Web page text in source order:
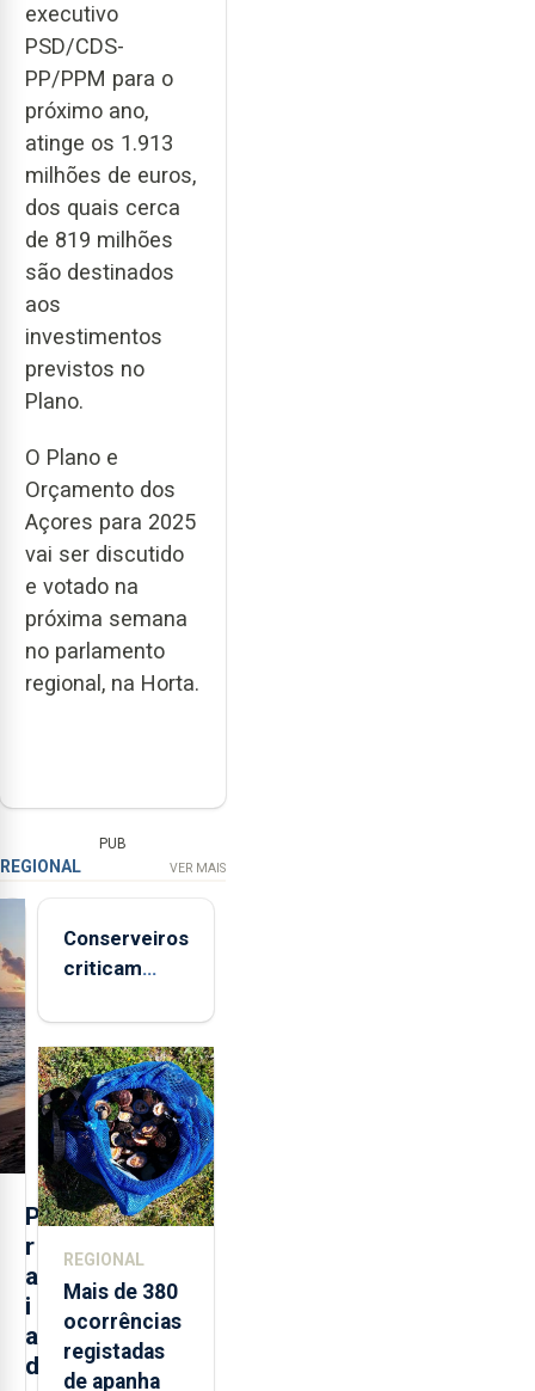
executivo
PSD/CDS-
PP/PPM para o
próximo ano,
atinge os 1.913
milhões de euros,
dos quais cerca
de 819 milhões
são destinados
aos
investimentos
previstos no
Plano.
O Plano e
Orçamento dos
Açores para 2025
vai ser discutido
e votado na
próxima semana
no parlamento
regional, na Horta.
PUB
REGIONAL VER MAIS
P
r
a
i
a
d
Conserveiros
criticam
brancas com
selo Marca
Açores
REGIONAL
Mais de 380
ocorrências
registadas
de apanha